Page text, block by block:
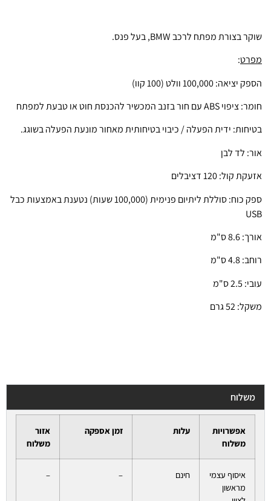
שוקר בצורת מפתח לרכב BMW, בעל פנס.
מפרט:
הספק יציאה: 100,000 וולט (100 קוו)
חומר: ציפוי ABS עם חור בזנב המכשיר להכנסת חוט או טבעת למפתח
בטיחות: ידית הפעלה / כיבוי בטיחותית מאחור מונעת הפעלה בשוגג.
אור: לד לבן
אזעקת קול: 120 דציבלים
ספק כוח: סוללת ליתיום פנימית (100,000 שעות) נטענת באמצעות כבל
USB
אורך: 8.6 ס"מ
רוחב: 4.8 ס"מ
עובי: 2.5 ס"מ
משקל: 52 גרם
משלוח
אפשרויות
משלוח
עלות זמן אספקה
אזור
משלוח
איסוף עצמי
מראשון
חינם –
–